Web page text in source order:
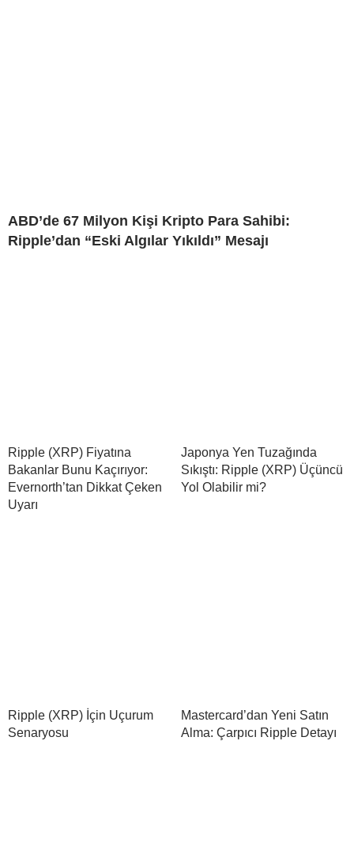
ABD’de 67 Milyon Kişi Kripto Para Sahibi:
Ripple’dan “Eski Algılar Yıkıldı” Mesajı
Ripple (XRP) Fiyatına
Bakanlar Bunu Kaçırıyor:
Evernorth’tan Dikkat Çeken
Uyarı
Japonya Yen Tuzağında
Sıkıştı: Ripple (XRP) Üçüncü
Yol Olabilir mi?
Ripple (XRP) İçin Uçurum
Senaryosu
Mastercard’dan Yeni Satın
Alma: Çarpıcı Ripple Detayı